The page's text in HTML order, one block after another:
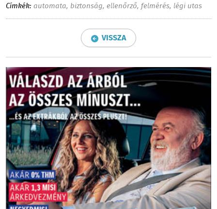
Címkék: automata, biztonság, ellenőrző,felmérés, légi utas
VISSZA